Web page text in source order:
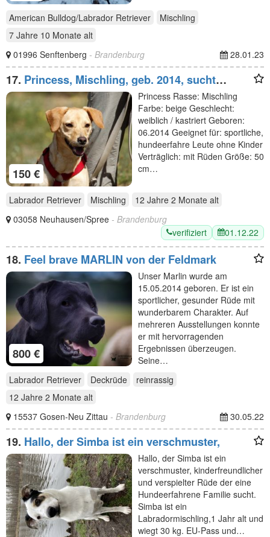
American Bulldog/Labrador Retriever
Mischling
7 Jahre 10 Monate alt
01996 Senftenberg - Brandenburg 28.01.23
17. Princess, Mischling, geb. 2014, sucht
hundeerfahrene Besitzer
150 €
Princess Rasse: Mischling
Farbe: beige Geschlecht:
weiblich / kastriert Geboren:
06.2014 Geeignet für: sportliche,
hundeerfahre Leute ohne Kinder
Verträglich: mit Rüden Größe: 50
cm…
Labrador Retriever Mischling 12 Jahre 2 Monate alt
03058 Neuhausen/Spree - Brandenburg
verifiziert
01.12.22
18. Feel brave MARLIN von der Feldmark
800 €
Unser Marlin wurde am
15.05.2014 geboren. Er ist ein
sportlicher, gesunder Rüde mit
wunderbarem Charakter. Auf
mehreren Ausstellungen konnte
er mit hervorragenden
Ergebnissen überzeugen.
Seine…
Labrador Retriever
Deckrüde
reinrassig
12 Jahre 2 Monate alt
15537 Gosen-Neu Zittau - Brandenburg 30.05.22
19. Hallo, der Simba ist ein verschmuster,
Hallo, der Simba ist ein
verschmuster, kinderfreundlicher
und verspielter Rüde der eine
Hundeerfahrene Familie sucht.
Simba ist ein
Labradormischling,1 Jahr alt und
wiegt 30 kg. EU-Pass und…